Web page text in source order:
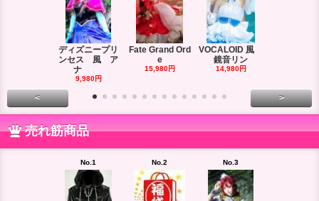
ディズニープリ
ンセス 風 ア
ナ
9,980円
Fate Grand Ord
e
15,980円
VOCALOID 風
鏡音リン
14,980円
< >
売れ筋商品
No.1 No.2 No.3